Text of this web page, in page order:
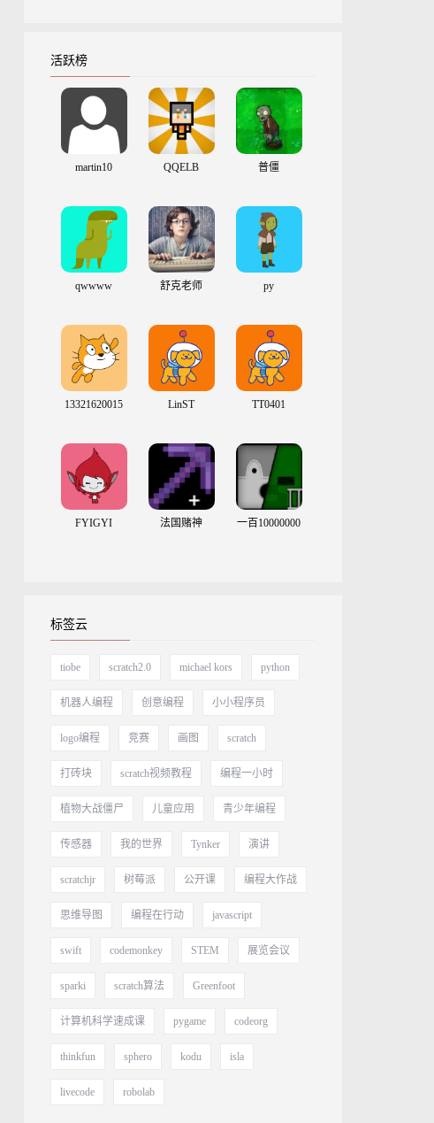
活跃榜
martin10 QQELB 普僵
qwwww 舒克老师 py
13321620015 LinST TT0401
FYIGYI 法国赌神 一百10000000
标签云
tiobe scratch2.0 michael kors python
机器人编程 创意编程 小小程序员
logo编程 竞赛 画图 scratch
打砖块 scratch视频教程 编程一小时
植物大战僵尸 儿童应用 青少年编程
传感器 我的世界 Tynker 演讲
scratchjr 树莓派 公开课 编程大作战
思维导图 编程在行动 javascript
swift codemonkey STEM 展览会议
sparki scratch算法 Greenfoot
计算机科学速成课 pygame codeorg
thinkfun sphero kodu isla
livecode robolab